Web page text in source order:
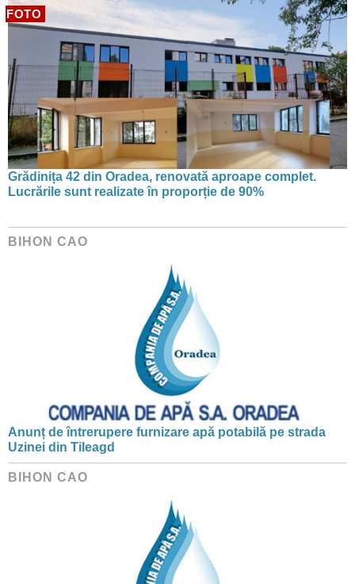
FOTO
Grădinița 42 din Oradea, renovată aproape complet.
Lucrările sunt realizate în proporție de 90%
BIHON CAO
Anunț de întrerupere furnizare apă potabilă pe strada
Uzinei din Tileagd
BIHON CAO